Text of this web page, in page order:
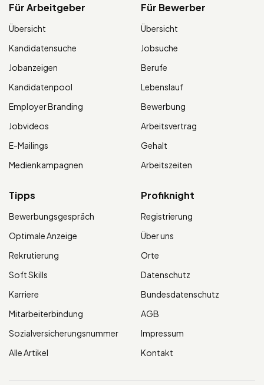
Für Arbeitgeber
Übersicht
Kandidatensuche
Jobanzeigen
Kandidatenpool
Employer Branding
Jobvideos
E-Mailings
Medienkampagnen
Für Bewerber
Übersicht
Jobsuche
Berufe
Lebenslauf
Bewerbung
Arbeitsvertrag
Gehalt
Arbeitszeiten
Tipps
Bewerbungsgespräch
Optimale Anzeige
Rekrutierung
Soft Skills
Karriere
Mitarbeiterbindung
Sozialversicherungsnummer
Alle Artikel
Profiknight
Registrierung
Über uns
Orte
Datenschutz
Bundesdatenschutz
AGB
Impressum
Kontakt